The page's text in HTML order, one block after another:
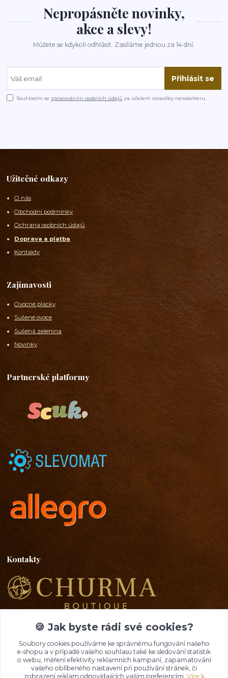
Nepropásněte novinky,
akce a slevy!
Můžete se kdykoli odhlásit. Zasíláme jednou za 14 dní.
Přihlásit se
Souhlasím se zpracováním osobních údajů za účelem rozesílky newsletteru.
Užitečné odkazy
O nás
Obchodní podmínky
Ochrana osobních údajů
Doprava a platba
Kontakty
Zajímavosti
Ovocné placky
Sušené ovoce
Sušená zelenina
Novinky
Partnerské platformy
Kontakty
+ 420 777 653 501
08:00 - 19:00
info@churma.cz
🍪 Jak byste rádi své cookies?
Soubory cookies používáme ke správnému fungování našeho
e-shopu a v případě vašeho souhlasu také ke sledování statistik
o webu, měření efektivity reklamních kampaní, zapamatování
vašeho oblíbeného nastavení při používání stránek, či
zobrazení reklam odpovídajících vašim preferencím. Více k